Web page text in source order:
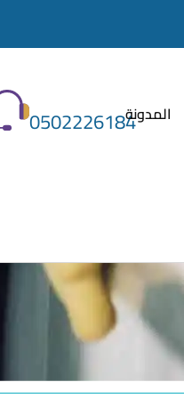
المدونة0502226184